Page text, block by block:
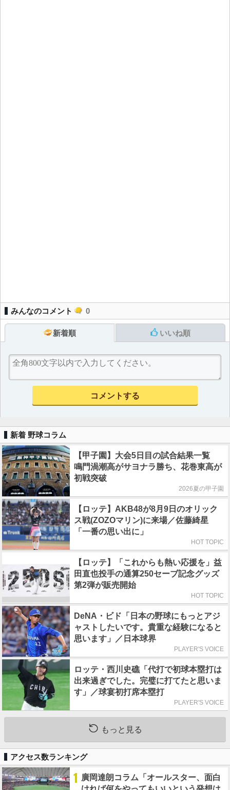
みんなのコメント 0
新着順 いいね順
新着 野球コラム
【甲子園】大会5日目の試合結果一覧
鳴門渦潮高がサヨナラ勝ち、花巻東高が
初戦突破
2026夏の甲子園
【ロッテ】AKB48が8月9日のオリック
ス戦(ZOZOマリン)に来場／佐藤綺星
「一番の思い出に」
HOT TOPIC
【ロッテ】「これからも熱い応援を」益
田直也投手の通算250セーブ記念グッズ
第2弾が販売開始
HOT TOPIC
DeNA・ビド「日本の野球にもっとアジ
ャストしたいです。貴重な経験になると
思います」／日本球界
PLAYER'S VOICE
ロッテ・西川史礁「代打で初球本塁打は
出来過ぎでした。完璧に打てたと思いま
す」／球宴初打席本塁打
PLAYER'S VOICE
もっと見る
アクセス数ランキング
1 廣岡達朗コラム「オールスター、面白